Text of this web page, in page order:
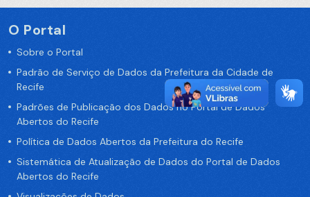
O Portal
Sobre o Portal
Padrão de Serviço de Dados da Prefeitura da Cidade de
Recife
Padrões de Publicação dos Dados no Portal de Dados
Abertos do Recife
Política de Dados Abertos da Prefeitura do Recife
Sistemática de Atualização de Dados do Portal de Dados
Abertos do Recife